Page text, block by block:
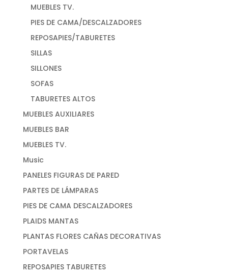
MUEBLES TV.
PIES DE CAMA/DESCALZADORES
REPOSAPIES/TABURETES
SILLAS
SILLONES
SOFAS
TABURETES ALTOS
MUEBLES AUXILIARES
MUEBLES BAR
MUEBLES TV.
Music
PANELES FIGURAS DE PARED
PARTES DE LÁMPARAS
PIES DE CAMA DESCALZADORES
PLAIDS MANTAS
PLANTAS FLORES CAÑAS DECORATIVAS
PORTAVELAS
REPOSAPIES TABURETES